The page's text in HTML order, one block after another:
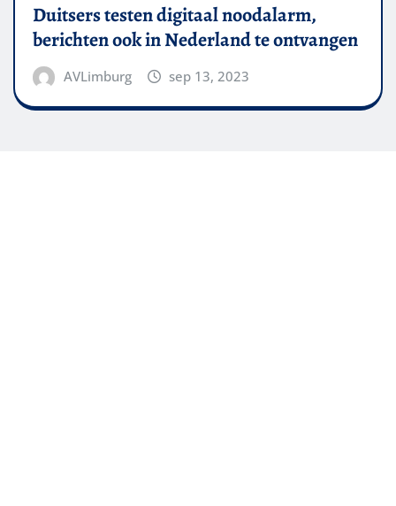
Duitsers testen digitaal noodalarm,
berichten ook in Nederland te ontvangen
AVLimburg sep 13, 2023